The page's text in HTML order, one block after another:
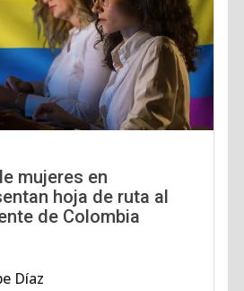
mujeres en
hoja de ruta al
de Colombia
Díaz